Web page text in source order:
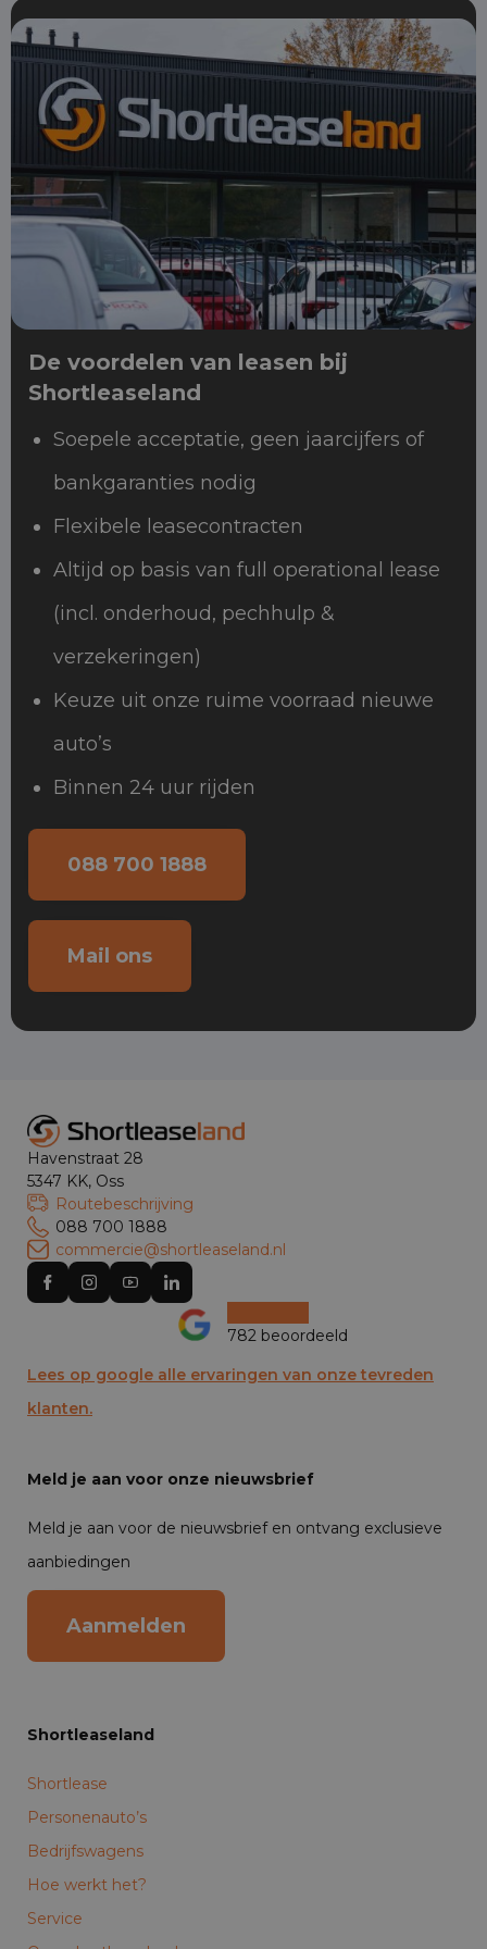
De voordelen van leasen bij
Shortleaseland
Soepele acceptatie, geen jaarcijfers of
bankgaranties nodig
Flexibele leasecontracten
Altijd op basis van full operational lease
(incl. onderhoud, pechhulp &
verzekeringen)
Keuze uit onze ruime voorraad nieuwe
auto’s
Binnen 24 uur rijden
088 700 1888
Mail ons
Havenstraat 28
5347 KK, Oss
Routebeschrijving
088 700 1888
commercie@shortleaseland.nl
782 beoordeeld
Lees op google alle ervaringen van onze tevreden
klanten.
Meld je aan voor onze nieuwsbrief
Meld je aan voor de nieuwsbrief en ontvang exclusieve
aanbiedingen
Aanmelden
Shortleaseland
Shortlease
Personenauto’s
Bedrijfswagens
Hoe werkt het?
Service